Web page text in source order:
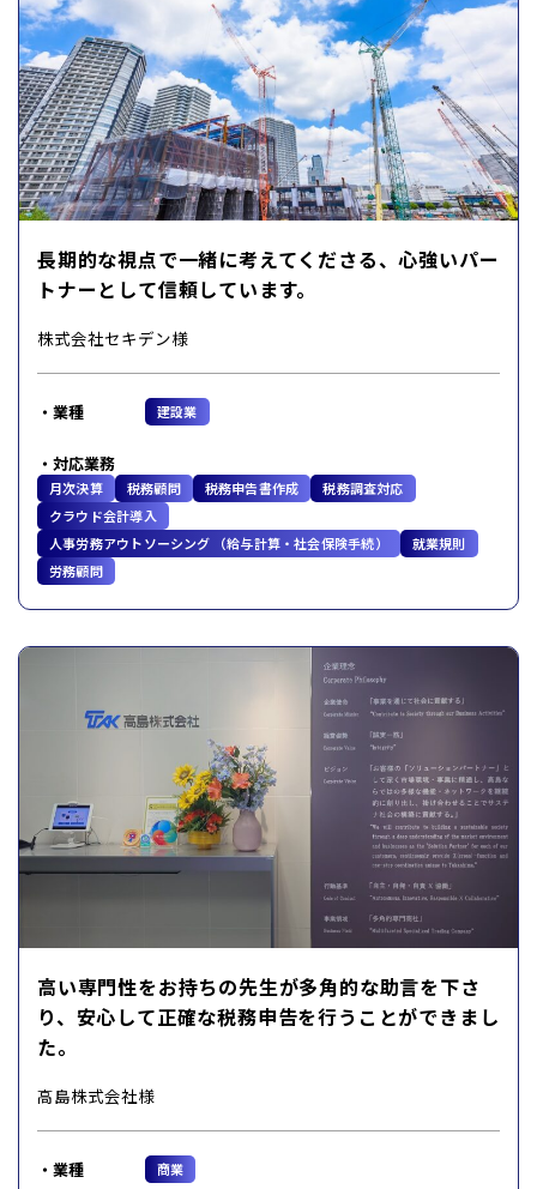
長期的な視点で一緒に考えてくださる、心強いパー
トナーとして信頼しています。
株式会社セキデン様
業種 建設業
対応業務
月次決算 税務顧問 税務申告書作成
税務調査対応
クラウド会計導入
人事労務アウトソーシング （給与計算・社会保険手続）
就業規則
労務顧問
高い専門性をお持ちの先生が多角的な助言を下さ
り、安心して正確な税務申告を行うことができまし
た。
高島株式会社様
業種 商業